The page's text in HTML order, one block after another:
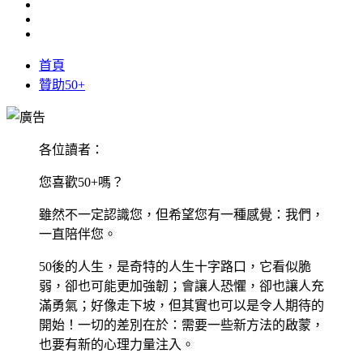
首頁
贊助50+
各位讀者：
您喜歡50+嗎？
雖然不一定認識您，但希望您有一種感覺：我們，
一直陪伴您。
50後的人生，是奇特的人生十字路口，它看似脆
弱，卻也可能更加強韌；會讓人恐懼，卻也讓人充
滿勇氣；好像走下坡，但其實也可以是令人期待的
開始！一切的差別在於：需要一些新方法的啟蒙，
也要有新的心理力量注入。